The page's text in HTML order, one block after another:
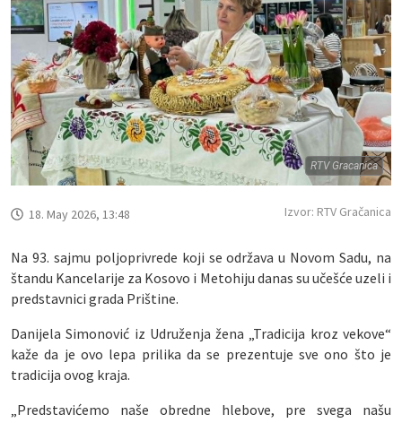
RTV Gracanica
18. May 2026, 13:48 Izvor: RTV Gračanica
Na 93. sajmu poljoprivrede koji se održava u Novom Sadu, na
štandu Kancelarije za Kosovo i Metohiju danas su učešće uzeli i
predstavnici grada Prištine.
Danijela Simonović iz Udruženja žena „Tradicija kroz vekove“
kaže da je ovo lepa prilika da se prezentuje sve ono što je
tradicija ovog kraja.
„Predstavićemo naše obredne hlebove, pre svega našu